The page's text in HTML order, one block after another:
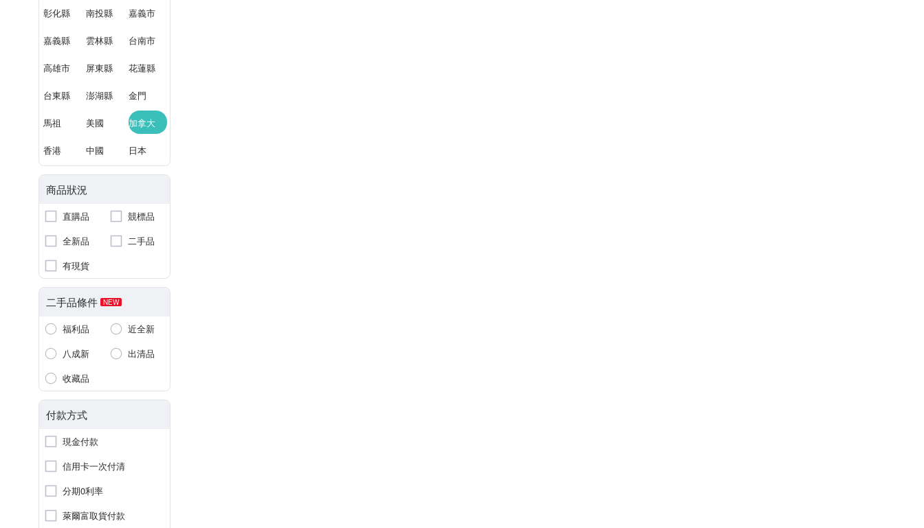
彰化縣 南投縣 嘉義市
嘉義縣 雲林縣 台南市
高雄市 屏東縣 花蓮縣
台東縣 澎湖縣 金門
馬祖 美國 加拿大
香港 中國 日本
商品狀況
直購品
競標品
全新品
二手品
有現貨
二手品條件 NEW
福利品
近全新
八成新
出清品
收藏品
付款方式
現金付款
信用卡一次付清
分期0利率
萊爾富取貨付款